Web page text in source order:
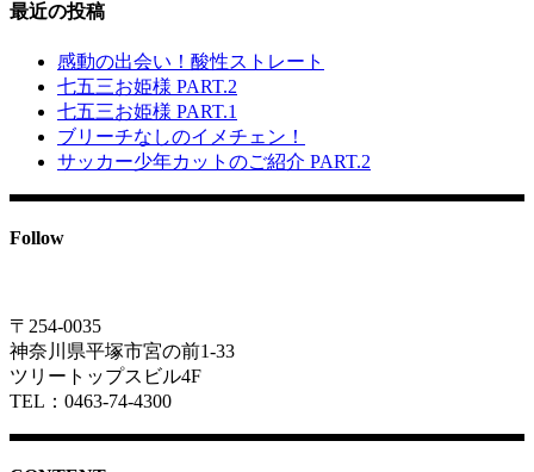
最近の投稿
感動の出会い！酸性ストレート
七五三お姫様 PART.2
七五三お姫様 PART.1
ブリーチなしのイメチェン！
サッカー少年カットのご紹介 PART.2
Follow
〒254-0035
神奈川県平塚市宮の前1-33
ツリートップスビル4F
TEL：0463-74-4300